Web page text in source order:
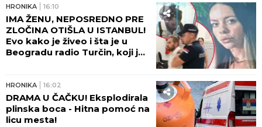
NESREĆE!
HRONIKA 16:10
IMA ŽENU, NEPOSREDNO PRE
ZLOČINA OTIŠLA U ISTANBUL!
Evo kako je živeo i šta je u
Beogradu radio Turčin, koji je
HRONIKA 16:02
DRAMA U ČAČKU! Eksplodirala
plinska boca - Hitna pomoć na
licu mesta!